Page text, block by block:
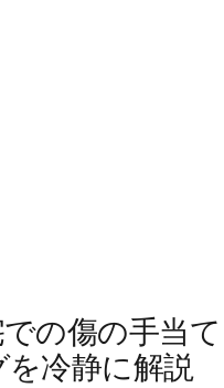
の傷の手当て
冷静に解説